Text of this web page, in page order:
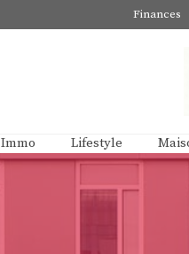
Finances
Immo Lifestyle